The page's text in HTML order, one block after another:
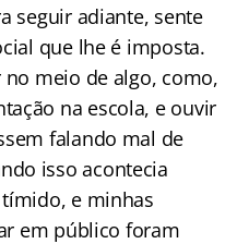
seguir adiante, sente
que lhe é imposta.
no meio de algo, como,
na escola, e ouvir
falando mal de
isso acontecia
e minhas
em público foram